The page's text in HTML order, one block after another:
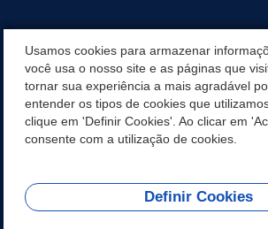
CONCURSO/PSS/CONVOCAÇÃO
INCENTIVOS PÚBLICOS À PROJETOS
MARTINS PR
REDES SOCIAIS
Usamos cookies para armazenar
você usa o nosso site e as páginas que
tornar sua experiência a mais agradável
entender os tipos de cookies que
clique em 'Definir Cookies'. Ao clicar em
consente com a utilização de cookies.
Definir Cookies